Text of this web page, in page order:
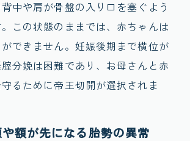
中や肩が骨盤の入り口を塞ぐよう
この状態のままでは、赤ちゃんは
できません。妊娠後期まで横位が
分娩は困難であり、お母さんと赤
るために帝王切開が選択されま
額が先になる胎勢の異常